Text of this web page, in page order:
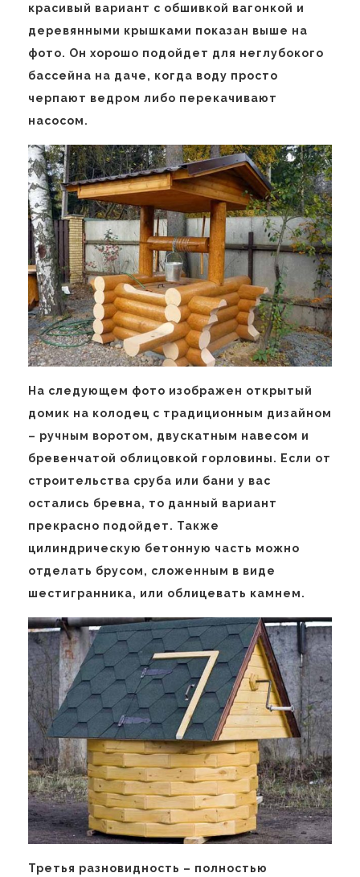
красивый вариант с обшивкой вагонкой и
деревянными крышками показан выше на
фото. Он хорошо подойдет для неглубокого
бассейна на даче, когда воду просто
черпают ведром либо перекачивают
насосом.
На следующем фото изображен открытый
домик на колодец с традиционным дизайном
– ручным воротом, двускатным навесом и
бревенчатой облицовкой горловины. Если от
строительства сруба или бани у вас
остались бревна, то данный вариант
прекрасно подойдет. Также
цилиндрическую бетонную часть можно
отделать брусом, сложенным в виде
шестигранника, или облицевать камнем.
Третья разновидность – полностью